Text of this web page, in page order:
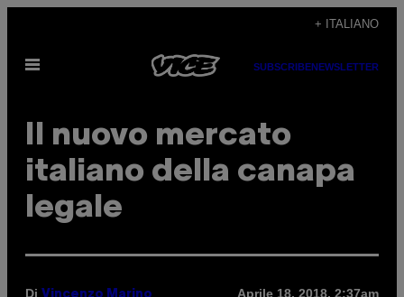
contenuto
+ ITALIANO
Apri
SUBSCRIBENEWSLETTER
Il nuovo mercato
italiano della canapa
legale
Di Vincenzo Marino Aprile 18, 2018, 2:37am